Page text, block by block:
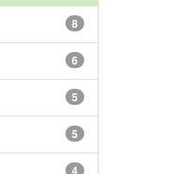
8
6
5
5
4